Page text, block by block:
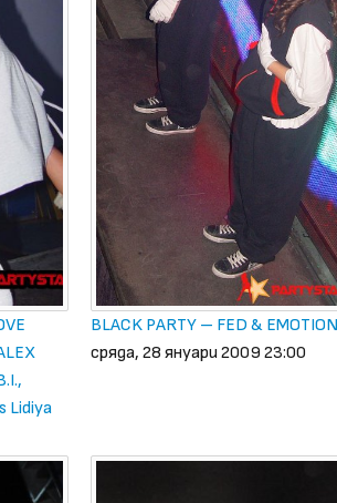
Lidiya
BLACK PARTY – FED & EMOTION
сряда, 28 януари 2009 23:00